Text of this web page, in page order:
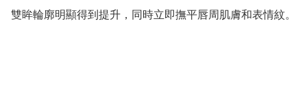
雙眸輪廓明顯得到提升，同時立即撫平唇周肌膚和表情紋。